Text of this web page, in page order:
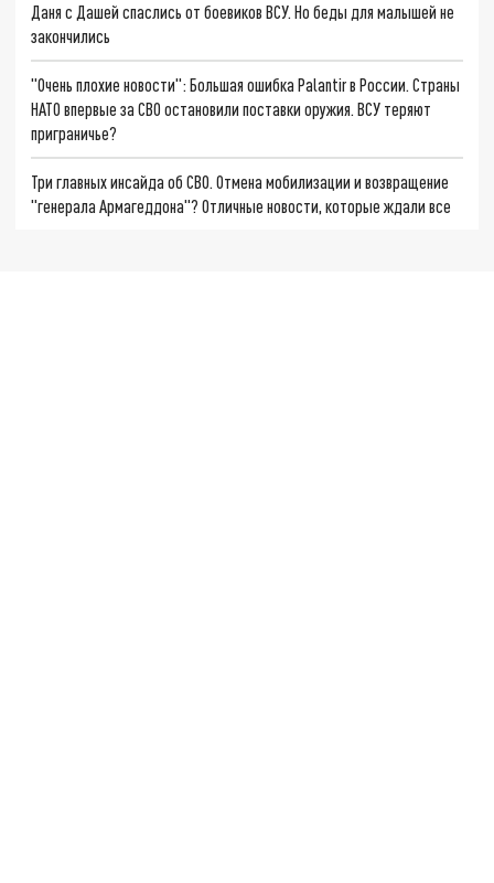
Даня с Дашей спаслись от боевиков ВСУ. Но беды для малышей не
закончились
"Очень плохие новости": Большая ошибка Palantir в России. Страны
НАТО впервые за СВО остановили поставки оружия. ВСУ теряют
приграничье?
Три главных инсайда об СВО. Отмена мобилизации и возвращение
"генерала Армагеддона"? Отличные новости, которые ждали все